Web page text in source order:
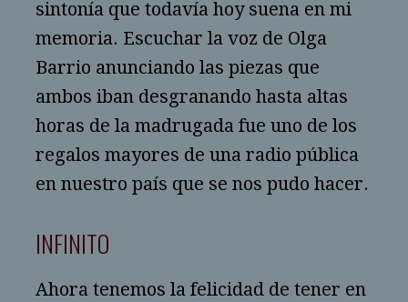
sintonía que todavía hoy suena en mi
memoria. Escuchar la voz de Olga
Barrio anunciando las piezas que
ambos iban desgranando hasta altas
horas de la madrugada fue uno de los
regalos mayores de una radio pública
en nuestro país que se nos pudo hacer.
INFINITO
Ahora tenemos la felicidad de tener en